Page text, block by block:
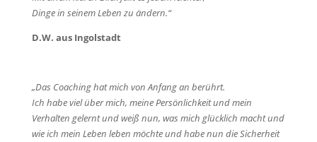
Dinge in seinem Leben zu ändern.“
D.W. aus Ingolstadt
„Das Coaching hat mich von Anfang an berührt.
Ich habe viel über mich, meine Persönlichkeit und mein
Verhalten gelernt und weiß nun, was mich glücklich machtund
wie ich mein Leben leben möchte und habe nun dieSicherheit